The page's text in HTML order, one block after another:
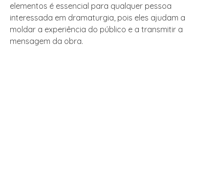
elementos é essencial para qualquer pessoa
interessada em dramaturgia, pois eles ajudam a
moldar a experiência do público e a transmitir a
mensagem da obra.